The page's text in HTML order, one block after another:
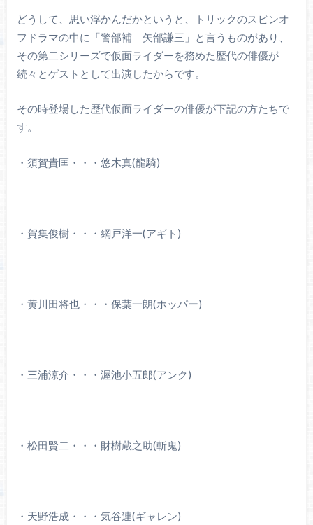
どうして、思い浮かんだかというと、トリックのスピンオ
フドラマの中に「警部補 矢部謙三」と言うものがあり、
その第二シリーズで仮面ライダーを務めた歴代の俳優が
続々とゲストとして出演したからです。
その時登場した歴代仮面ライダーの俳優が下記の方たちで
す。
・須賀貴匡・・・悠木真(龍騎)
・賀集俊樹・・・網戸洋一(アギト)
・黄川田将也・・・保葉一朗(ホッパー)
・三浦涼介・・・渥池小五郎(アンク)
・松田賢二・・・財樹蔵之助(斬鬼)
・天野浩成・・・気谷連(ギャレン)